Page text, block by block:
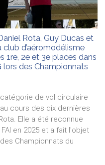
Rota, Guy Ducas et
d’aéromodélisme
1re, 2e et 3e places dans
des Championnats
de vol circulaire
cours des dix dernières
Elle a été reconnue
en 2025 et a fait l'objet
Championnats du